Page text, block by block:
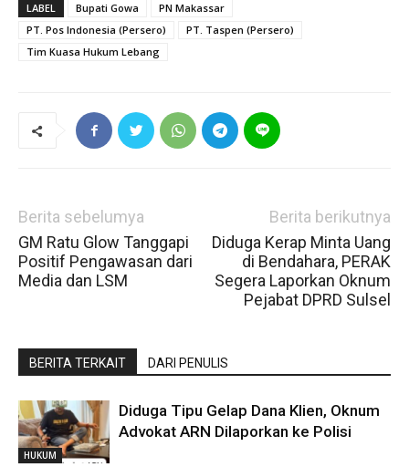
LABEL Bupati Gowa
PN Makassar
PT. Pos Indonesia (Persero)
PT. Taspen (Persero)
Tim Kuasa Hukum Lebang
Berita sebelumya
GM Ratu Glow Tanggapi
Positif Pengawasan dari
Media dan LSM
Berita berikutnya
Diduga Kerap Minta Uang
di Bendahara, PERAK
Segera Laporkan Oknum
Pejabat DPRD Sulsel
BERITA TERKAIT DARI PENULIS
HUKUM
Diduga Tipu Gelap Dana Klien, Oknum
Advokat ARN Dilaporkan ke Polisi